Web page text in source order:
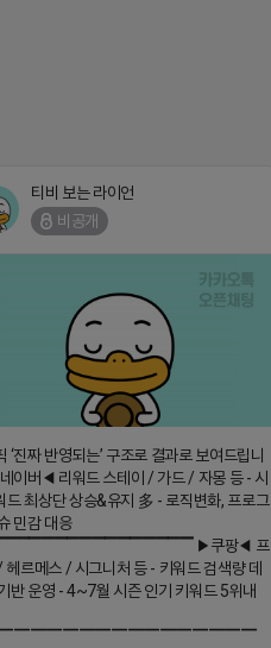
티비 보는 라이언
비공개
‘진짜 반영되는’ 구조로 결과로 보여드립니
이버◀ 리워드 스테이 / 가드 / 자몽 등 - 시
드 최상단 상승&유지 多 - 로직변화, 프로그
민감 대응
▶쿠팡◀ 프
헤르메스 / 시그니처 등 - 키워드 검색량 데
반 운영 - 4~7월 시즌 인기 키워드 5위내